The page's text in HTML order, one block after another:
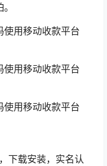
使用移动收款平台
使用移动收款平台
使用移动收款平台
下载安装，实名认